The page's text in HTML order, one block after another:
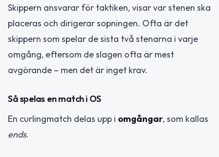
Skippern ansvarar för taktiken, visar var stenen ska
placeras och dirigerar sopningen. Ofta är det
skippern som spelar de sista två stenarna i varje
omgång, eftersom de slagen ofta är mest
avgörande – men det är inget krav.
Så spelas en match i OS
En curlingmatch delas upp i omgångar, som kallas
ends.